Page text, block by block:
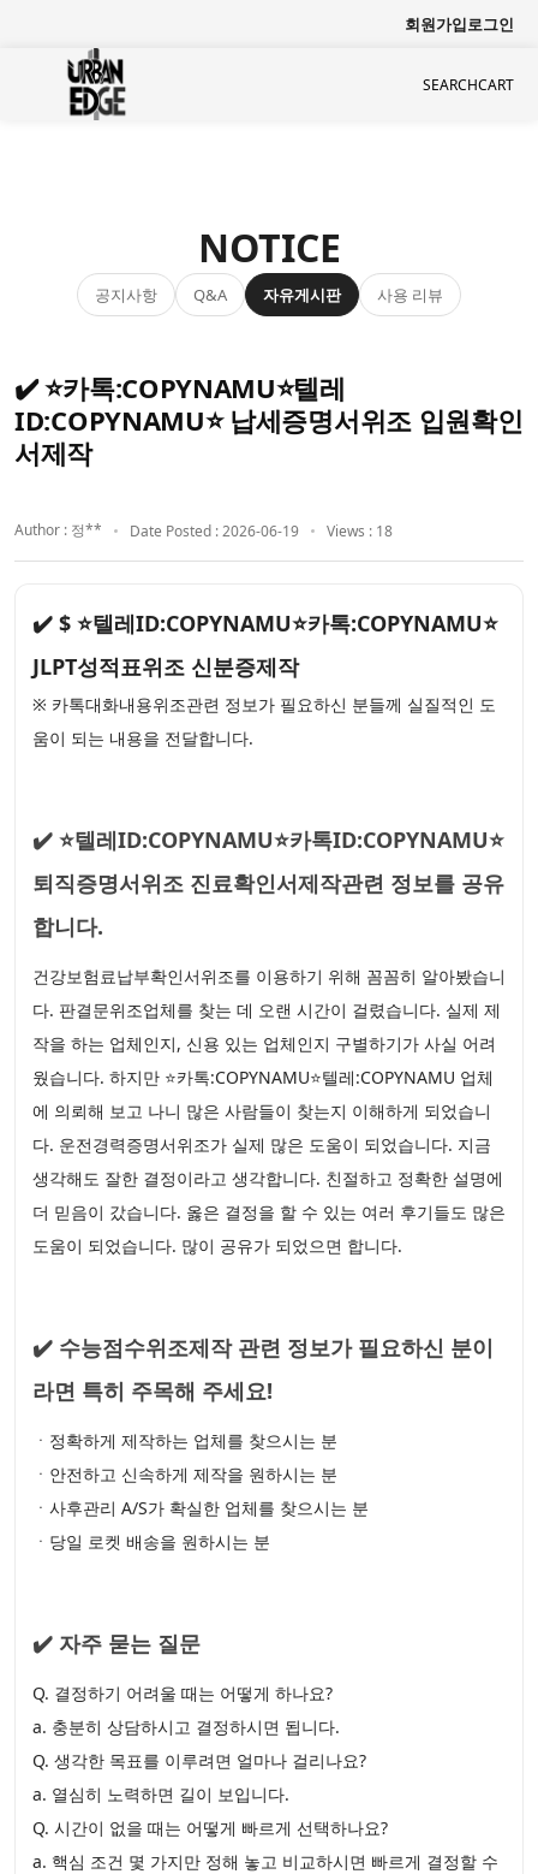
회원가입로그인
SEARCHCART
NOTICE
공지사항 Q&A 자유게시판 사용 리뷰
✔️ ⭐카톡:COPYNAMU⭐텔레
ID:COPYNAMU⭐ 납세증명서위조 입원확인
서제작
Author : 정** Date Posted : 2026-06-19 Views : 18
✔️ $ ⭐텔레ID:COPYNAMU⭐카톡:COPYNAMU⭐
JLPT성적표위조 신분증제작
※ 카톡대화내용위조관련 정보가 필요하신 분들께 실질적인 도
움이 되는 내용을 전달합니다.
✔️ ⭐텔레ID:COPYNAMU⭐카톡ID:COPYNAMU⭐
퇴직증명서위조 진료확인서제작관련 정보를 공유
합니다.
건강보험료납부확인서위조를 이용하기 위해 꼼꼼히 알아봤습니
다. 판결문위조업체를 찾는 데 오랜 시간이 걸렸습니다. 실제 제
작을 하는 업체인지, 신용 있는 업체인지 구별하기가 사실 어려
웠습니다. 하지만 ⭐카톡:COPYNAMU⭐텔레:COPYNAMU 업체
에 의뢰해 보고 나니 많은 사람들이 찾는지 이해하게 되었습니
다. 운전경력증명서위조가 실제 많은 도움이 되었습니다. 지금
생각해도 잘한 결정이라고 생각합니다. 친절하고 정확한 설명에
더 믿음이 갔습니다. 옳은 결정을 할 수 있는 여러 후기들도 많은
도움이 되었습니다. 많이 공유가 되었으면 합니다.
✔️ 수능점수위조제작 관련 정보가 필요하신 분이
라면 특히 주목해 주세요!
ㆍ정확하게 제작하는 업체를 찾으시는 분
ㆍ안전하고 신속하게 제작을 원하시는 분
ㆍ사후관리 A/S가 확실한 업체를 찾으시는 분
ㆍ당일 로켓 배송을 원하시는 분
✔️ 자주 묻는 질문
Q. 결정하기 어려울 때는 어떻게 하나요?
a. 충분히 상담하시고 결정하시면 됩니다.
Q. 생각한 목표를 이루려면 얼마나 걸리나요?
a. 열심히 노력하면 길이 보입니다.
Q. 시간이 없을 때는 어떻게 빠르게 선택하나요?
a. 핵심 조건 몇 가지만 정해 놓고 비교하시면 빠르게 결정할 수